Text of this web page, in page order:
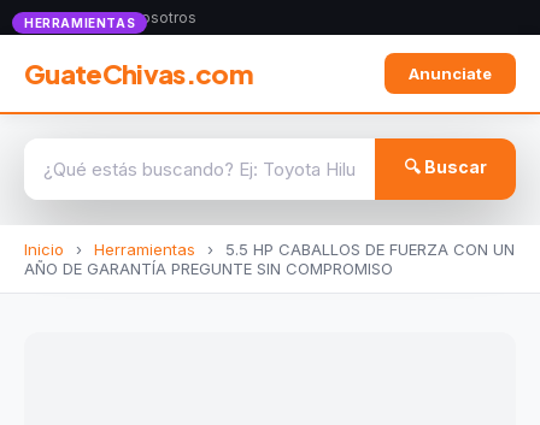
Anunciate con nosotros
GuateChivas.com Anunciate
🔍 Buscar
Inicio › Herramientas ›
5.5 HP CABALLOS DE FUERZA CON UN
AÑO DE GARANTÍA PREGUNTE SIN COMPROMISO
HERRAMIENTAS